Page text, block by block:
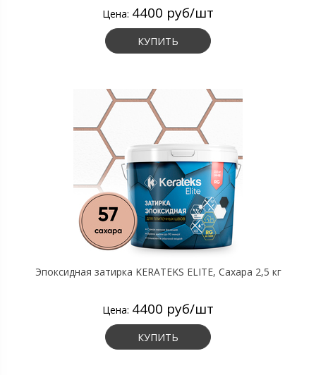
Цена: 4400 руб/шт
КУПИТЬ
Эпоксидная затирка KERATEKS ELITE, Сахара 2,5 кг
Цена: 4400 руб/шт
КУПИТЬ